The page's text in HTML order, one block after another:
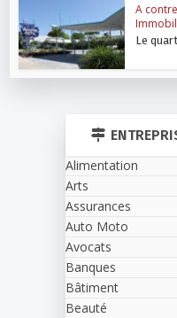
A
Le
Alimentation
Arts
Assurances
Auto Moto
Avocats
Banques
Bâtiment
Beauté